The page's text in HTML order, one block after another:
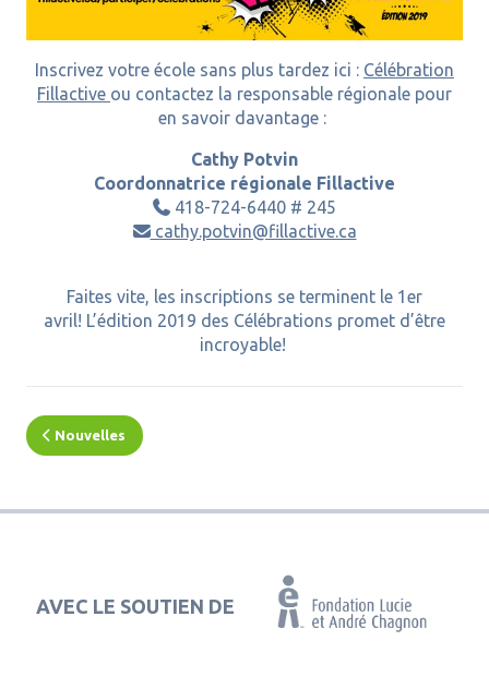
Inscrivez votre école sans plus tardez ici : Célébration
Fillactive ou contactez la responsable régionale pour
en savoir davantage :
Cathy Potvin
Coordonnatrice régionale Fillactive
 418-724-6440 # 245
cathy.potvin@fillactive.ca
Faites vite, les inscriptions se terminent le 1er
avril! L’édition 2019 des Célébrations promet d’être
incroyable!
Nouvelles
AVEC LE SOUTIEN DE